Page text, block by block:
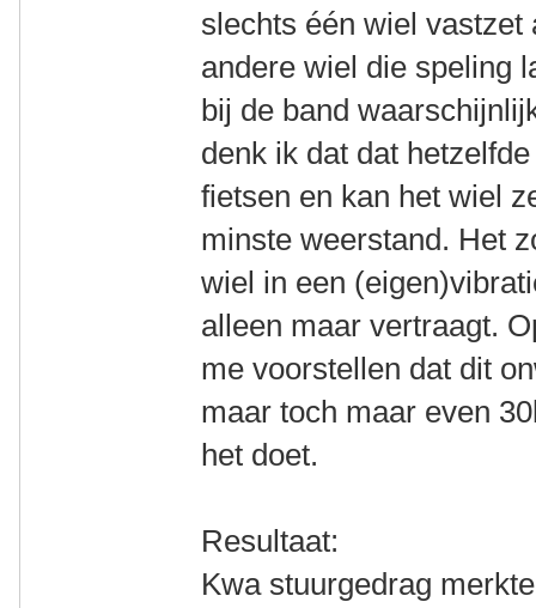
slechts één wiel
andere wiel die speling
bij de band
denk ik dat dat
fietsen en kan het wiel
minste weerstand. Het
wiel in een
alleen maar vertraagt.
me voorstellen dat dit
maar toch maar even
het doet.
Resultaat:
Kwa stuurgedrag